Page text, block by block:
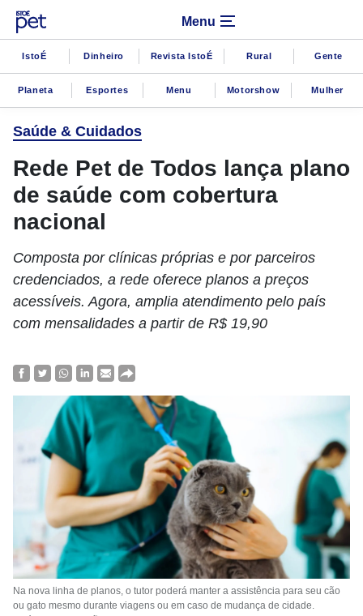
Menu
IstoÉ Dinheiro Revista IstoÉ Rural Gente
Planeta Esportes Menu Motorshow Mulher
Saúde & Cuidados
Rede Pet de Todos lança plano
de saúde com cobertura
nacional
Composta por clínicas próprias e por parceiros
credenciados, a rede oferece planos a preços
acessíveis. Agora, amplia atendimento pelo país
com mensalidades a partir de R$ 19,90
Na nova linha de planos, o tutor poderá manter a assistência para seu cão
ou gato mesmo durante viagens ou em caso de mudança de cidade.